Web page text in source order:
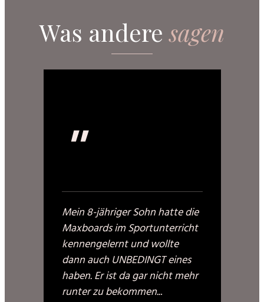
Was anderesagen
"
Mein 8-jähriger Sohn hatte die
Maxboards im Sportunterricht
kennengelernt und wollte
dann auch UNBEDINGT eines
haben. Er ist da gar nicht mehr
runter zu bekommen...